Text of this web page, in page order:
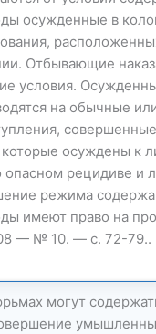
осужденные в
Отбывающие
условия.
на обычные
осуждены к
опасном рецидиве и
режима
имеют право на
— № 10. — с. 72-79..
могут